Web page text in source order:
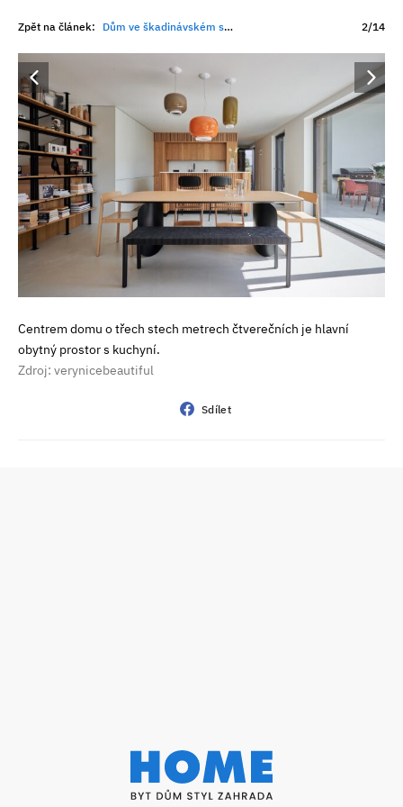
Zpět na článek: Dům ve škadinávském stylu. Rodina si vytvořila společenskou místnost s barem a kulečníkem 2/14
Centrem domu o třech stech metrech čtverečních je hlavní
obytný prostor s kuchyní.
Zdroj: verynicebeautiful
Sdílet